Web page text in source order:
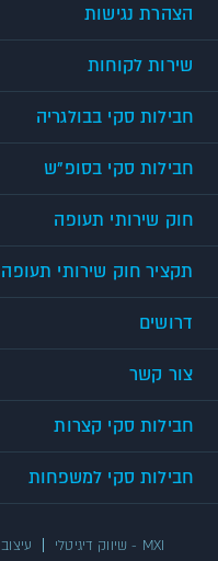
הצהרת נגישות
שירות לקוחות
חבילות סקי בבולגריה
חבילות סקי בסופ"ש
חוק שירותי תעופה
תקציר חוק שירותי תעופה
דרושים
צור קשר
חבילות סקי קצרות
חבילות סקי למשפחות
עיצוב UI/UX MXI - שיווק דיגיטלי